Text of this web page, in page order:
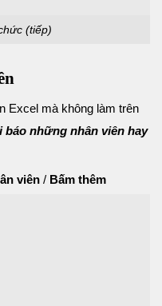
(tiếp)
Excel mà không làm trên
báo những nhân viên hay
viên / Bấm thêm